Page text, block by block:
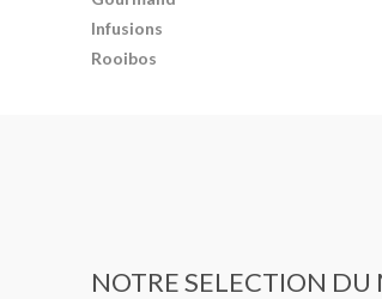
Infusions
Rooibos
NOTRE SELECTION